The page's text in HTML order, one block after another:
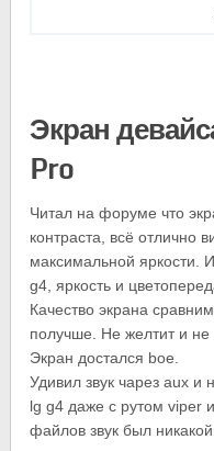
Экран
Pro
Читал на форуме что
контраста, всё отлично
максимальной яркости.
g4, яркость и
Качество экрана
получше. Не желтит и не
Экран достался boe.
Удивил звук чарез aux и
lg g4 даже с рутом viper
файлов звук был никакой.